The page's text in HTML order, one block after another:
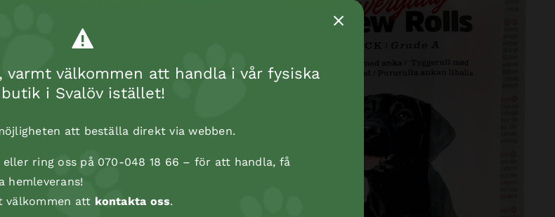
varmt välkommen att handla i vår fysiska
butik i Svalöv istället!
att beställa direkt via webben.
ring oss på 070-048 18 66 – för att handla, få
hemleverans!
välkommen att kontakta oss.